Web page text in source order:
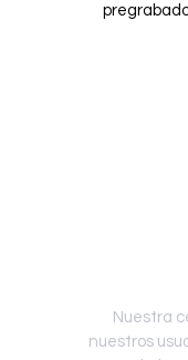
Nuestra
nuestros